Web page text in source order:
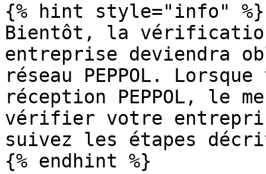
{% hint style="info" %}
Bientôt, la
entreprise deviendra
réseau PEPPOL.
réception PEPPOL, le
vérifier votre
suivez les étapes
{% endhint %}